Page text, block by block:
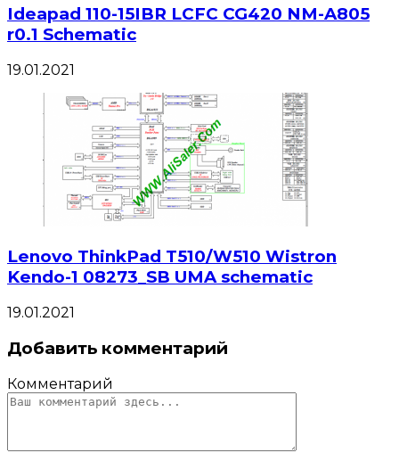
Ideapad 110-15IBR LCFC CG420 NM-A805
r0.1 Schematic
19.01.2021
Lenovo ThinkPad T510/W510 Wistron
Kendo-1 08273_SB UMA schematic
19.01.2021
Добавить комментарий
Комментарий